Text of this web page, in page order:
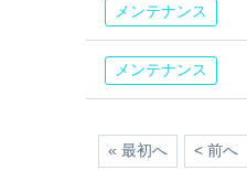
メンテナンス
メンテナンス
« 最初へ < 前へ